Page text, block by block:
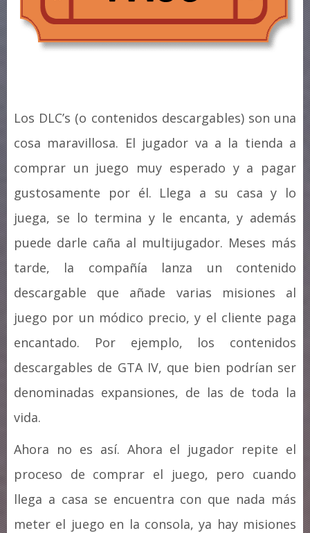
Los DLC’s (o contenidos descargables) son una
cosa maravillosa. El jugador va a la tienda a
comprar un juego muy esperado y a pagar
gustosamente por él. Llega a su casa y lo
juega, se lo termina y le encanta, y además
puede darle caña al multijugador. Meses más
tarde, la compañía lanza un contenido
descargable que añade varias misiones al
juego por un módico precio, y el cliente paga
encantado. Por ejemplo, los contenidos
descargables de GTA IV, que bien podrían ser
denominadas expansiones, de las de toda la
vida.
Ahora no es así. Ahora el jugador repite el
proceso de comprar el juego, pero cuando
llega a casa se encuentra con que nada más
meter el juego en la consola, ya hay misiones